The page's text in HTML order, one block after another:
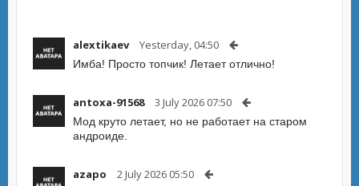
alextikaev Yesterday, 04:50
Имба! Просто топчик! Летает отлично!
antoxa-91568 3 July 2026 07:50
Мод круто летает, но не работает на старом
андроиде.
azapo 2 July 2026 05:50